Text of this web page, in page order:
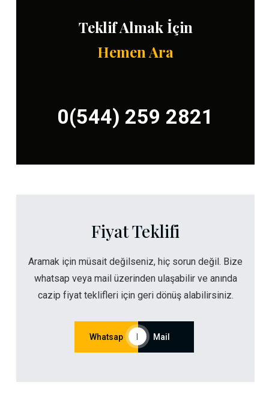
Teklif Almak İçin
Hemen Ara
0(544) 259 2821
Fiyat Teklifi
Aramak için müsait değilseniz, hiç sorun değil. Bize
whatsap veya mail üzerinden ulaşabilir ve anında
cazip fiyat teklifleri için geri dönüş alabilirsiniz.
Whatsap Mail